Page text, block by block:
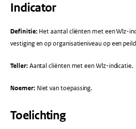
Indicator
Definitie: Het aantal cliënten met een Wlz-
vestiging en op organisatieniveau op een
Teller: Aantal cliënten met een Wlz-indicatie.
Noemer: Niet van toepassing.
Toelichting